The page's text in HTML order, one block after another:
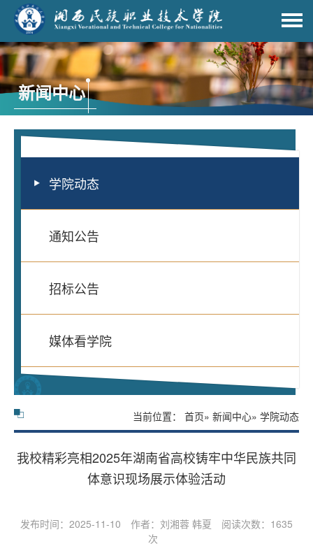
新闻中心
学院动态
通知公告
招标公告
媒体看学院
当前位置： 首页» 新闻中心» 学院动态
我校精彩亮相2025年湖南省高校铸牢中华民族共同
体意识现场展示体验活动
发布时间：2025-11-10 作者：刘湘蓉 韩夏 阅读次数： 1635
次